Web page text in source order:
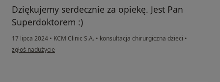
Dziękujemy serdecznie za opiekę. Jest Pan
Superdoktorem :)
17 lipca 2024 • KCM Clinic S.A. • konsultacja chirurgiczna dzieci •
w opinii użytkownika SK
zgłoś nadużycie